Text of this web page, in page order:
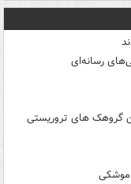
رسانه‌ای
موشکی